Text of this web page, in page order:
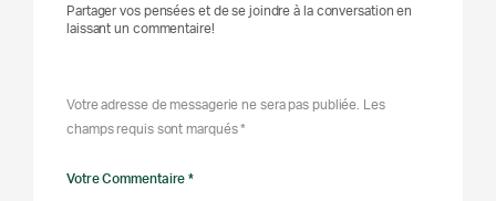
Partager vos pensées et de se joindre à la conversation en
laissant un commentaire!
Votre adresse de messagerie ne sera pas publiée. Les
champs requis sont marqués *
Votre Commentaire *